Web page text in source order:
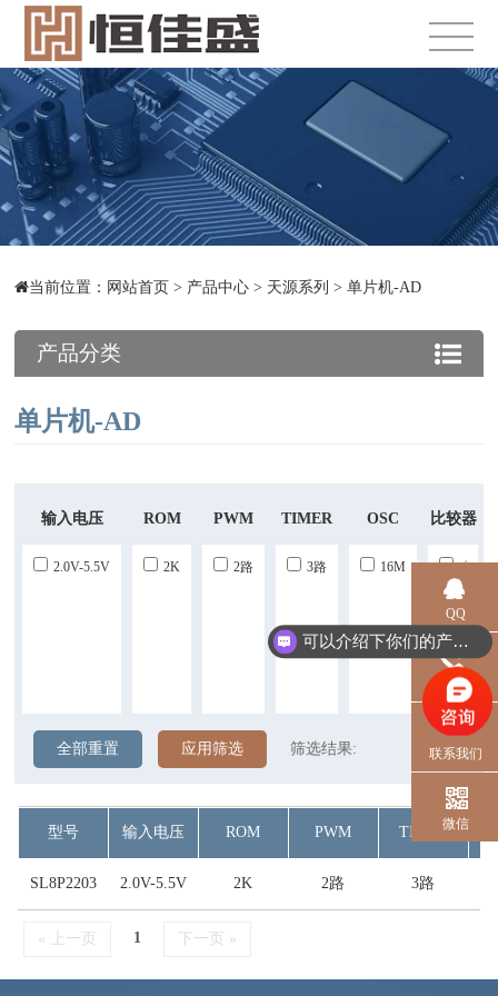
当前位置： 网站首页 > 产品中心 > 天源系列 >单片机-AD
产品分类
单片机-AD
输入电压 ROM PWM TIMER OSC 比较器
2.0V-5.5V 2K 2路 3路 16M √
全部重置 应用筛选 筛选结果:
型号 输入电压 ROM PWM TIMER
SL8P2203 2.0V-5.5V 2K 2路 3路
« 上一页 1 下一页 »
QQ
电话
联系我们
微信
可以介绍下你们的产品么？